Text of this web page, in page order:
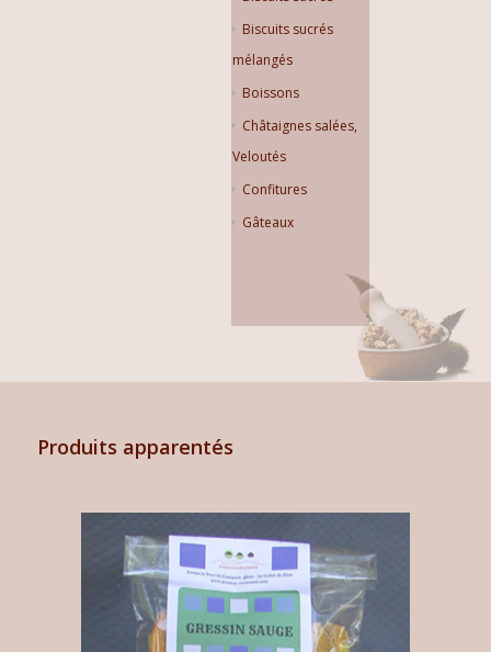
Biscuits sucrés
mélangés
Boissons
Châtaignes salées,
Veloutés
Confitures
Gâteaux
Produits apparentés